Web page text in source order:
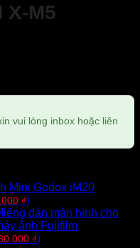
X-M5
vui lòng inbox hoặc liên
Mini Godox iM20
₫)
dán màn hình cho
ảnh Fujifilm
₫)